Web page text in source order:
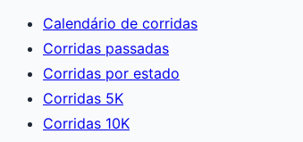
Calendário de corridas
Corridas passadas
Corridas por estado
Corridas 5K
Corridas 10K